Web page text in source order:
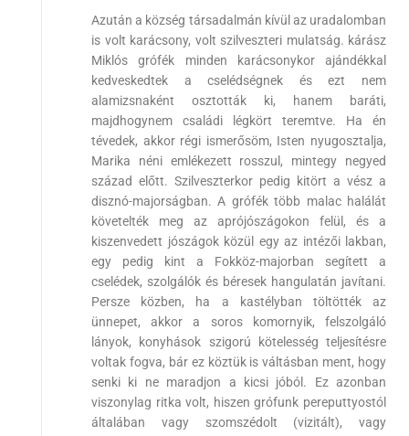
Azután a község társadalmán kívül az uradalomban
is volt karácsony, volt szilveszteri mulatság. kárász
Miklós grófék minden karácsonykor ajándékkal
kedveskedtek a cselédségnek és ezt nem
alamizsnaként osztották ki, hanem baráti,
majdhogynem családi légkört teremtve. Ha én
tévedek, akkor régi ismerősöm, Isten nyugosztalja,
Marika néni emlékezett rosszul, mintegy negyed
század előtt. Szilveszterkor pedig kitört a vész a
disznó-majorságban. A grófék több malac halálát
követelték meg az aprójószágokon felül, és a
kiszenvedett jószágok közül egy az intézői lakban,
egy pedig kint a Fokköz-majorban segített a
cselédek, szolgálók és béresek hangulatán javítani.
Persze közben, ha a kastélyban töltötték az
ünnepet, akkor a soros komornyik, felszolgáló
lányok, konyhások szigorú kötelesség teljesítésre
voltak fogva, bár ez köztük is váltásban ment, hogy
senki ki ne maradjon a kicsi jóból. Ez azonban
viszonylag ritka volt, hiszen grófunk pereputtyostól
általában vagy szomszédolt (vizitált), vagy